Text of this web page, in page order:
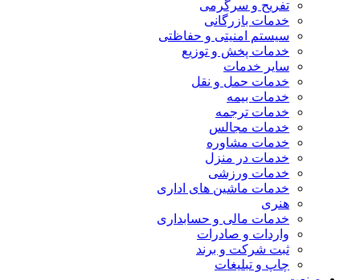
تفریح و سرگرمی
خدمات بازرگانی
سیستم امنیتی و حفاظتی
خدمات پخش و توزیع
سایر خدمات
خدمات حمل و نقل
خدمات بیمه
خدمات ترجمه
خدمات مجالس
خدمات مشاوره
خدمات در منزل
خدمات ورزشی
خدمات ماشین های اداری
هنری
خدمات مالی و حسابداری
واردات و صادرات
ثبت شرکت و برند
چاپ و تبلیغات